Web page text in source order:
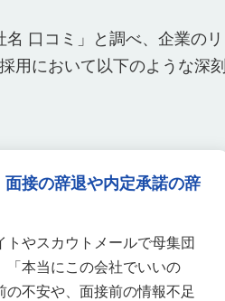
口コミ」と調べ、企業のリ
用において以下のような深刻
面接の辞退や内定承諾の辞
トやスカウトメールで母集団
「本当にこの会社でいいの
の不安や、面接前の情報不足